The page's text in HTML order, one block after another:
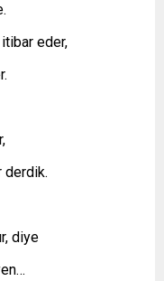
eder,
derdik.
diye